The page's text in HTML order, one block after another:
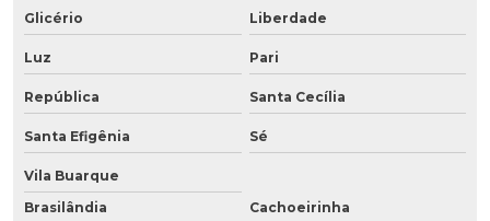
Glicério Liberdade
Luz Pari
República Santa Cecília
Santa Efigênia Sé
Vila Buarque
Brasilândia
Cachoeirinha